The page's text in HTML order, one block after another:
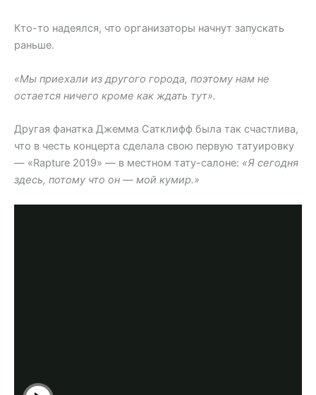
Кто-то надеялся, что организаторы начнут запускать
раньше.
«Мы приехали из другого города, поэтому нам не
остается ничего кроме как ждать тут».
Другая фанатка Джемма Сатклифф была так счастлива,
что в честь концерта сделала свою первую татуировку
— «Rapture 2019» — в местном тату-салоне: «Я сегодня
здесь, потому что он — мой кумир.»